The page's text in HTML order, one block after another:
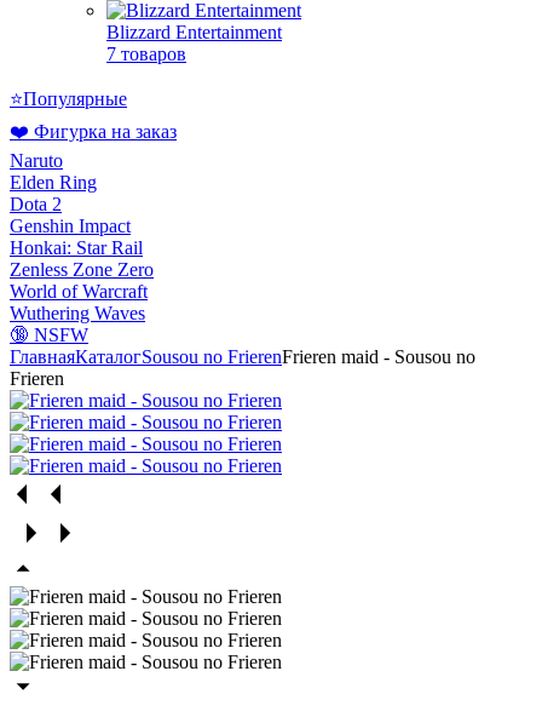
Blizzard Entertainment
7 товаров
⭐Популярные
❤️ Фигурка на заказ
Naruto
Elden Ring
Dota 2
Genshin Impact
Honkai: Star Rail
Zenless Zone Zero
World of Warcraft
Wuthering Waves
🔞 NSFW
ГлавнаяКаталогSousou no FrierenFrieren maid - Sousou no
Frieren